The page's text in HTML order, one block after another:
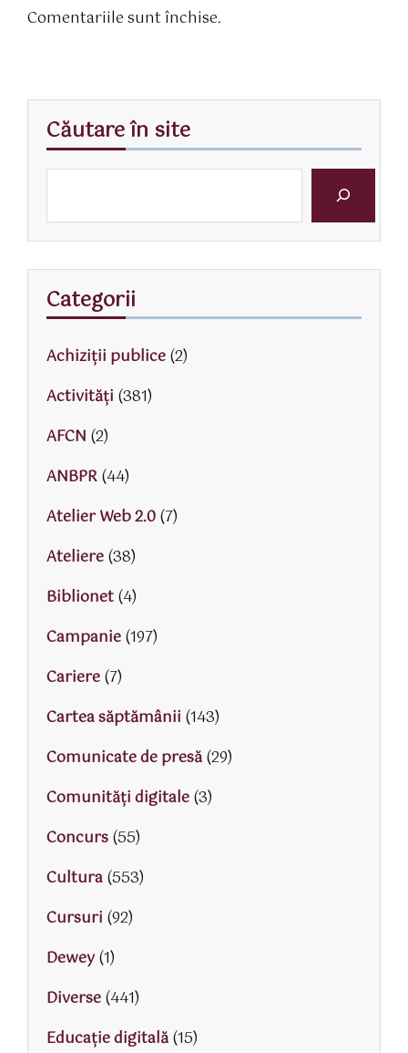
Comentariile sunt închise.
Căutare în site
Categorii
Achiziții publice(2)
Activităţi (381)
AFCN (2)
ANBPR(44)
Atelier Web 2.0(7)
Ateliere(38)
Biblionet(4)
Campanie(197)
Cariere(7)
Cartea săptămânii (143)
Comunicate de presă(29)
Comunități digitale(3)
Concurs(55)
Cultura(553)
Cursuri (92)
Dewey(1)
Diverse(441)
Educaţie digitală(15)